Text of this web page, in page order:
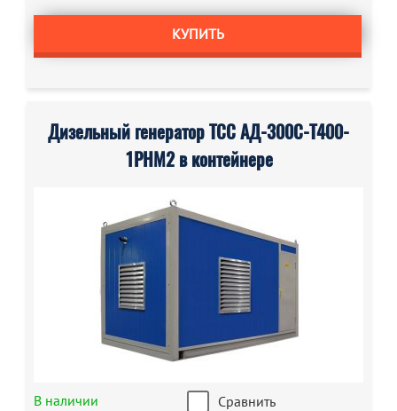
КУПИТЬ
Дизельный генератор ТСС АД-300С-Т400-
1РНМ2 в контейнере
В наличии
Сравнить